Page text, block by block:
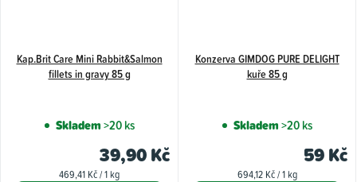
Kap.Brit Care Mini Rabbit&Salmon
fillets in gravy 85 g
Skladem>20 ks
39,90 Kč
Měrná
469,41 Kč / 1 kg
Konzerva GIMDOG PURE DELIGHT
kuře 85 g
Skladem>20 ks
59 Kč
Měrná
694,12 Kč / 1 kg